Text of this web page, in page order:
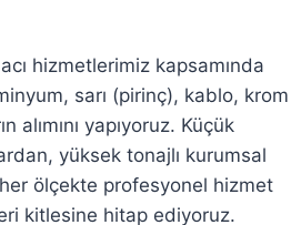
hizmetlerimiz kapsamında
sarı (pirinç), kablo, krom
alımını yapıyoruz. Küçük
yüksek tonajlı kurumsal
ölçekte profesyonel hizmet
kitlesine hitap ediyoruz.